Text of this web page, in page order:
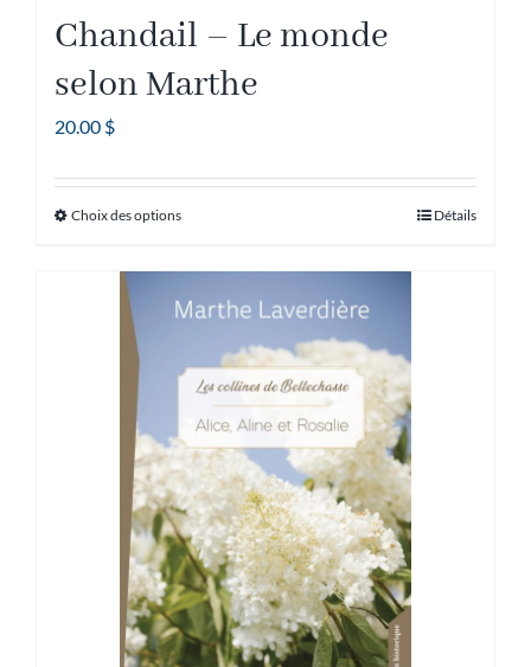
Chandail – Le monde
selon Marthe
20.00 $
Choix des optionsCe
plusieurs
variations.
Les
options
peuvent
être
choisies
sur
la
page
du
Détails